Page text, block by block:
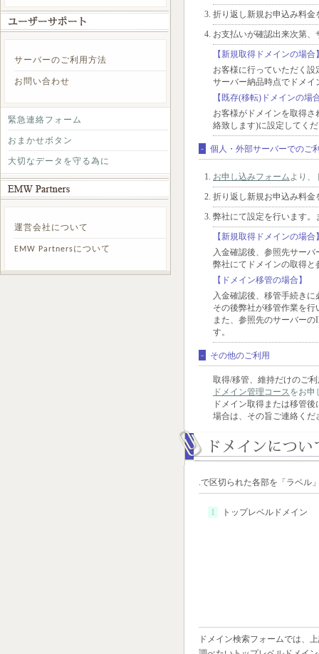
サーバーのご利用方法
お問い合わせ
緊急連絡フォーム
おまかせボタン
大切なデータを守る為に
運営会社について
EMW Partnersについて
折り返し新規お申込み料
お支払いが確認出来次第
【新規取得ドメインの場合
お客様に行っていただく
サーバー納品時点でドメ
【既存(移転)ドメインの場
お客様がドメインを取得
絡致します)に設定してく
- 個人・外部サーバーでのご
お申し込みフォームより、
折り返し新規お申込み料
弊社にて設定を行います
【新規取得ドメインの場合
入金確認後、参照先サー
弊社にてドメインの取得
【ドメイン移管の場合】
入金確認後、移管手続き
その後弊社が移管作業を
また、参照先のサーバー
す。
- その他のご利用
取得/移管、維持だけのご
ドメイン管理コースをお申
ドメイン取得または移管
場合は、その旨ご連絡くだ
.で区切られた各部を「ラベル
1 トップレベルドメイン
ドメイン検索フォームでは、